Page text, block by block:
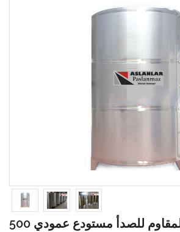
المقاوم للصدأ مستودع عمودي